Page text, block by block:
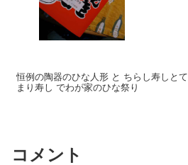
恒例の陶器のひな人形 と ちらし寿しとて
まり寿し でわが家のひな祭り
コメント